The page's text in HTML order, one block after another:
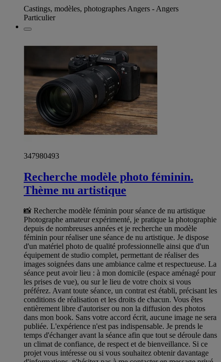
Castings, modèles, photographes Angers - Angers
Particulier
347980493
Recherche modèle photo féminin.
Thème nu artistique
📸 Recherche modèle féminin pour séance de nu artistique
Photographe amateur expérimenté, je pratique la photographie
depuis de nombreuses années et je recherche un modèle
féminin pour réaliser une séance de nu artistique. Je dispose
d'un matériel photo de qualité professionnelle ainsi que d'un
équipement de studio complet, permettant de réaliser des
images soignées dans une ambiance calme et respectueuse. La
séance peut avoir lieu : à mon domicile (espace aménagé pour
les prises de vue), ou sur le lieu de votre choix si vous
préférez. Avant toute séance, un contrat est établi, précisant les
conditions de réalisation et les droits de chacun. Vous êtes
entièrement libre d'autoriser ou non la diffusion des photos
dans mon book. Sans votre accord écrit, aucune image ne sera
publiée. L'expérience n'est pas indispensable. Je prends le
temps d'échanger avant la séance afin que tout se déroule dans
un climat de confiance, de respect et de bienveillance. Si ce
projet vous intéresse ou si vous souhaitez obtenir davantage